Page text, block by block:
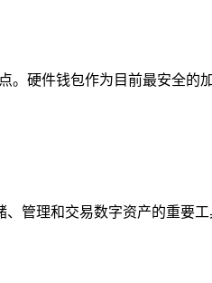
。硬件钱包作为目前最安全的
管理和交易数字资产的重要工